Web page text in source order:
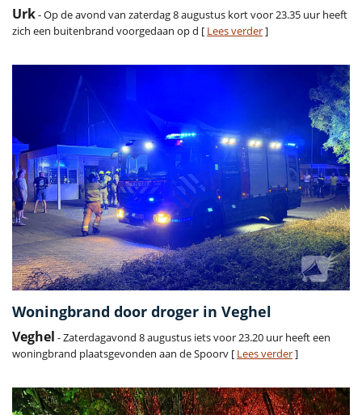
Urk- Op de avond van zaterdag 8 augustus kort voor 23.35 uur heeft
zich een buitenbrand voorgedaan op d [ Lees verder]
Woningbrand door droger in Veghel
Veghel - Zaterdagavond 8 augustus iets voor 23.20 uur heeft een
woningbrand plaatsgevonden aan de Spoorv [ Lees verder]